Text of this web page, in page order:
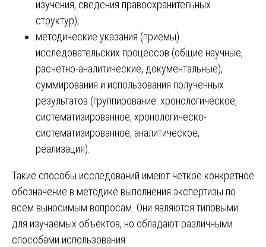
изучения, сведения правоохранительных
структур);
методические указания (приемы)
исследовательских процессов (общие научные,
расчетно-аналитические, документальные),
суммирования и использования полученных
результатов (группирование: хронологическое,
систематизированное, хронологическо-
систематизированное, аналитическое,
реализация).
Такие способы исследований имеют четкое конкретное
обозначение в методике выполнения экспертизы по
всем выносимым вопросам. Они являются типовыми
для изучаемых объектов, но обладают различными
способами использования.